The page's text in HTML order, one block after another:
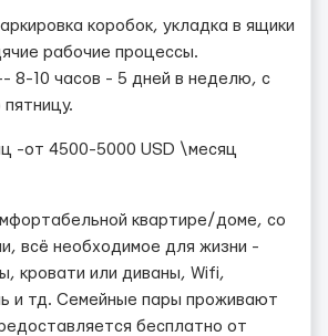
коробок, укладка в ящики
рабочие процессы.
8-10 часов - 5 дней в неделю, с
-от 4500-5000 USD \месяц
квартире/доме, со
всё необходимое для жизни -
кровати или диваны, Wifi,
и тд. Семейные пары проживают
бесплатно от